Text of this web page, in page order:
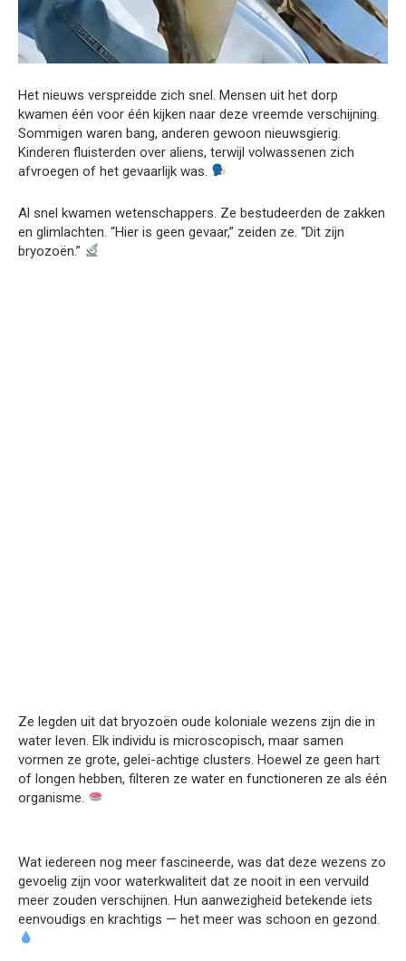
Het nieuws verspreidde zich snel. Mensen uit het dorp
kwamen één voor één kijken naar deze vreemde verschijning.
Sommigen waren bang, anderen gewoon nieuwsgierig.
Kinderen fluisterden over aliens, terwijl volwassenen zich
afvroegen of het gevaarlijk was.
Al snel kwamen wetenschappers. Ze bestudeerden de zakken
en glimlachten. “Hier is geen gevaar,” zeiden ze. “Dit zijn
bryozoën.”
Ze legden uit dat bryozoën oude koloniale wezens zijn die in
water leven. Elk individu is microscopisch, maar samen
vormen ze grote, gelei-achtige clusters. Hoewel ze geen hart
of longen hebben, filteren ze water en functioneren ze als één
organisme.
Wat iedereen nog meer fascineerde, was dat deze wezens zo
gevoelig zijn voor waterkwaliteit dat ze nooit in een vervuild
meer zouden verschijnen. Hun aanwezigheid betekende iets
eenvoudigs en krachtigs — het meer was schoon en gezond.